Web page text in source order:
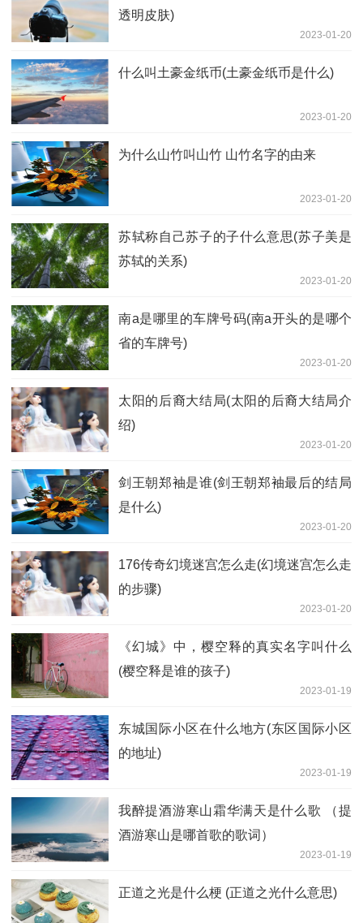
透明皮肤)
2023-01-20
什么叫土豪金纸币(土豪金纸币是什么)
2023-01-20
为什么山竹叫山竹 山竹名字的由来
2023-01-20
苏轼称自己苏子的子什么意思(苏子美是
苏轼的关系)
2023-01-20
南a是哪里的车牌号码(南a开头的是哪个
省的车牌号)
2023-01-20
太阳的后裔大结局(太阳的后裔大结局介
绍)
2023-01-20
剑王朝郑袖是谁(剑王朝郑袖最后的结局
是什么)
2023-01-20
176传奇幻境迷宫怎么走(幻境迷宫怎么走
的步骤)
2023-01-20
《幻城》中，樱空释的真实名字叫什么
(樱空释是谁的孩子)
2023-01-19
东城国际小区在什么地方(东区国际小区
的地址)
2023-01-19
我醉提酒游寒山霜华满天是什么歌 （提
酒游寒山是哪首歌的歌词）
2023-01-19
正道之光是什么梗 (正道之光什么意思)